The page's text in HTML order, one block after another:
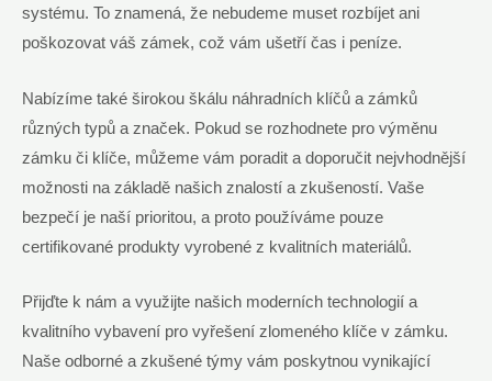
systému. To znamená, že nebudeme muset rozbíjet ani
poškozovat váš zámek, což vám ušetří čas i peníze.
Nabízíme také širokou škálu náhradních klíčů a zámků
různých typů a značek. Pokud se rozhodnete pro výměnu
zámku či klíče, můžeme vám poradit a doporučit nejvhodnější
možnosti na základě našich znalostí a zkušeností. Vaše
bezpečí je naší prioritou, a proto používáme pouze
certifikované produkty vyrobené z kvalitních materiálů.
Přijďte k nám a využijte našich moderních technologií a
kvalitního vybavení pro vyřešení zlomeného klíče v zámku.
Naše odborné a zkušené týmy vám poskytnou vynikající